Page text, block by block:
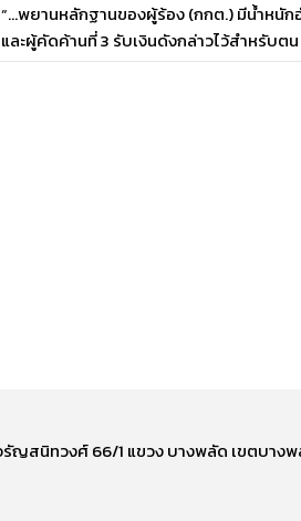
“…พยานหลักฐานของผู้ร้อง (กกต.) มีน้ำหนัก
และผู้คัดค้านที่ 3 รับเงินดังกล่าวไว้สำหรับตน
จรัญสนิทวงศ์ 66/1 แขวง บางพลัด เขตบาง